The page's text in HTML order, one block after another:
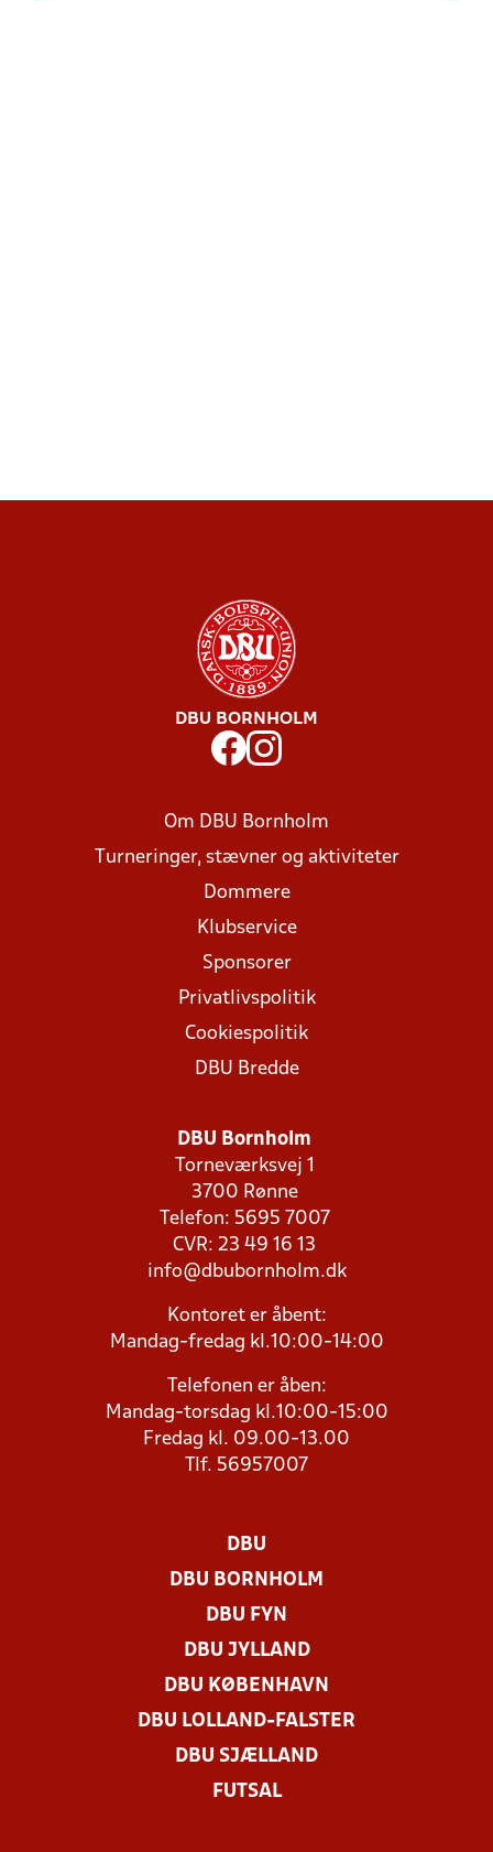
DBU BORNHOLM
Om DBU Bornholm
Turneringer, stævner og aktiviteter
Dommere
Klubservice
Sponsorer
Privatlivspolitik
Cookiespolitik
DBU Bredde
DBU Bornholm
Torneværksvej 1
3700 Rønne
Telefon: 5695 7007
CVR: 23 49 16 13
info@dbubornholm.dk
Kontoret er åbent:
Mandag-fredag kl.10:00-14:00
Telefonen er åben:
Mandag-torsdag kl.10:00-15:00
Fredag kl. 09.00-13.00
Tlf. 56957007
DBU
DBU BORNHOLM
DBU FYN
DBU JYLLAND
DBU KØBENHAVN
DBU LOLLAND-FALSTER
DBU SJÆLLAND
FUTSAL